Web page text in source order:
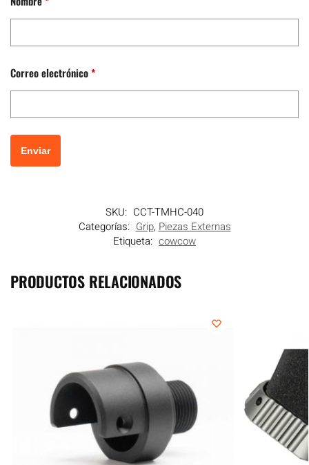
Correo electrónico*
SKU: CCT-TMHC-040
Categorías: Grip, Piezas Externas
Etiqueta: cowcow
PRODUCTOS RELACIONADOS